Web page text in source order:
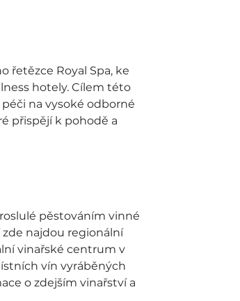
řetězce Royal Spa, ke
hotely. Cílem této
na vysoké odborné
přispějí k pohodě a
pěstováním vinné
zde najdou regionální
vinařské centrum v
vín vyráběných
o zdejším vinařství a